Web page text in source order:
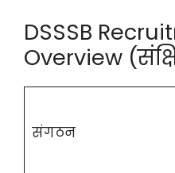
DSSSB
Overview
संगठन